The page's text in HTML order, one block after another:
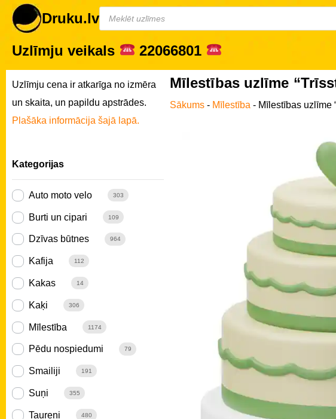
Druku.lv
Uzlīmju veikals 22066801
Uzlīmju cena ir atkarīga no izmēra
un skaita, un papildu apstrādes.
Plašāka informācija šajā lapā.
Kategorijas
Auto moto velo 303
Burti un cipari 109
Dzīvas būtnes 964
Kafija 112
Kakas 14
Kaķi 306
Mīlestība 1174
Pēdu nospiedumi 79
Smailiji 191
Suņi 355
Taureņi 480
Mīlestības uzlīme
Sākums- Mīlestība - Mīlestības uzlīme